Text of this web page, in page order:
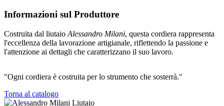
Informazioni sul Produttore
Costruita dal liutaio Alessandro Milani, questa cordiera rappresenta
l'eccellenza della lavorazione artigianale, riflettendo la passione e
l'attenzione ai dettagli che caratterizzano il suo lavoro.
"Ogni cordiera è costruita per lo strumento che sosterrà."
Torna al catalogo